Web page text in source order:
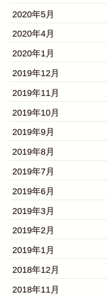
2020年5月
2020年4月
2020年1月
2019年12月
2019年11月
2019年10月
2019年9月
2019年8月
2019年7月
2019年6月
2019年3月
2019年2月
2019年1月
2018年12月
2018年11月